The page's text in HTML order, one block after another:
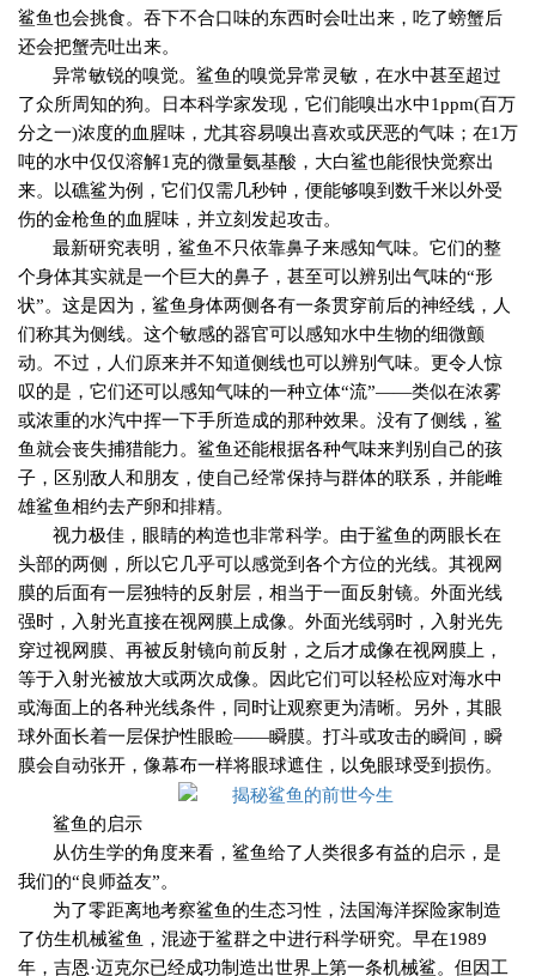
鲨鱼也会挑食。吞下不合口味的东西时会吐出来，吃了螃蟹后
还会把蟹壳吐出来。
异常敏锐的嗅觉。鲨鱼的嗅觉异常灵敏，在水中甚至超过
了众所周知的狗。日本科学家发现，它们能嗅出水中1ppm(百万
分之一)浓度的血腥味，尤其容易嗅出喜欢或厌恶的气味；在1万
吨的水中仅仅溶解1 克的微量氨基酸，大白鲨也能很快觉察出
来。以礁鲨为例，它们仅需几秒钟，便能够嗅到数千米以外受
伤的金枪鱼的血腥味，并立刻发起攻击。
最新研究表明，鲨鱼不只依靠鼻子来感知气味。它们的整
个身体其实就是一个巨大的鼻子，甚至可以辨别出气味的“形
状”。这是因为，鲨鱼身体两侧各有一条贯穿前后的神经线，人
们称其为侧线。这个敏感的器官可以感知水中生物的细微颤
动。不过，人们原来并不知道侧线也可以辨别气味。更令人惊
叹的是，它们还可以感知气味的一种立体“流”——类似在浓雾
或浓重的水汽中挥一下手所造成的那种效果。没有了侧线，鲨
鱼就会丧失捕猎能力。鲨鱼还能根据各种气味来判别自己的孩
子，区别敌人和朋友，使自己经常保持与群体的联系，并能雌
雄鲨鱼相约去产卵和排精。
视力极佳，眼睛的构造也非常科学。由于鲨鱼的两眼长在
头部的两侧，所以它几乎可以感觉到各个方位的光线。其视网
膜的后面有一层独特的反射层，相当于一面反射镜。外面光线
强时，入射光直接在视网膜上成像。外面光线弱时，入射光先
穿过视网膜、再被反射镜向前反射，之后才成像在视网膜上，
等于入射光被放大或两次成像。因此它们可以轻松应对海水中
或海面上的各种光线条件，同时让观察更为清晰。另外，其眼
球外面长着一层保护性眼睑——瞬膜。打斗或攻击的瞬间，瞬
膜会自动张开，像幕布一样将眼球遮住，以免眼球受到损伤。
鲨鱼的启示
从仿生学的角度来看，鲨鱼给了人类很多有益的启示，是
我们的“良师益友”。
为了零距离地考察鲨鱼的生态习性，法国海洋探险家制造
了仿生机械鲨鱼，混迹于鲨群之中进行科学研究。早在1989
年，吉恩·迈克尔已经成功制造出世界上第一条机械鲨。但因工